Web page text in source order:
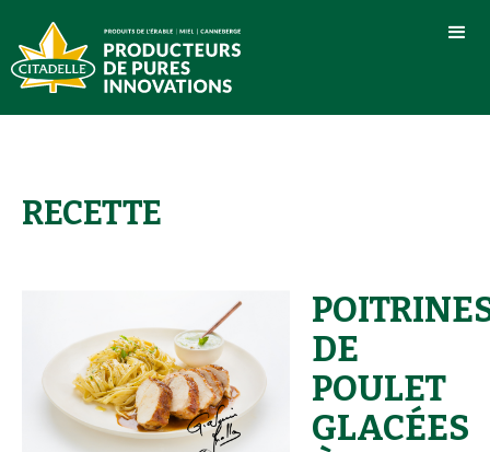
RECETTE
DE
POULET
GLACÉES